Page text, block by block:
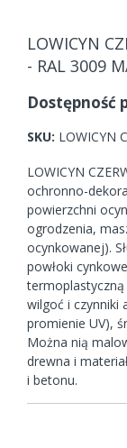
the
beginning
the
gallery
LOWICYN
- RAL 3009
Dostępność
SKU LOWICYN
LOWICYN
ochronno-
powierzchni
ogrodzenia,
ocynkowanej).
powłoki
termoplastyczną
wilgoć i czynniki
promienie UV),
Można nią
drewna i
i betonu.